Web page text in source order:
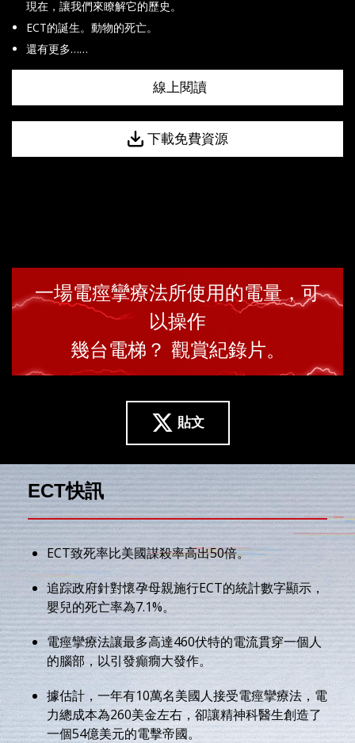
現在，讓我們來瞭解它的歷史。
ECT的誕生。動物的死亡。
還有更多……
線上閱讀
下載免費資源
一場電痙攣療法所使用的電量，可
以操作
幾台電梯？ 觀賞紀錄片。
貼文
ECT快訊
ECT致死率比美國謀殺率高出50倍。
追踪政府針對懷孕母親施行ECT的統計數字顯示，
嬰兒的死亡率為7.1%。
電痙攣療法讓最多高達460伏特的電流貫穿一個人
的腦部，以引發癲癇大發作。
據估計，一年有10萬名美國人接受電痙攣療法，電
力總成本為260美金左右，卻讓精神科醫生創造了
一個54億美元的電擊帝國。